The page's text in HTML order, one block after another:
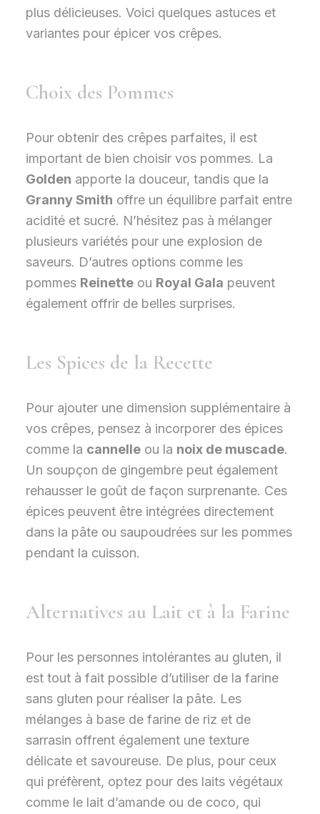
plus délicieuses. Voici quelques astuces et
variantes pour épicer vos crêpes.
Choix des Pommes
Pour obtenir des crêpes parfaites, il est
important de bien choisir vos pommes. La
Golden apporte la douceur, tandis que la
Granny Smith offre un équilibre parfait entre
acidité et sucré. N’hésitez pas à mélanger
plusieurs variétés pour une explosion de
saveurs. D’autres options comme les
pommes Reinetteou Royal Gala peuvent
également offrir de belles surprises.
Les Spices de la Recette
Pour ajouter une dimension supplémentaire à
vos crêpes, pensez à incorporer des épices
comme la cannelleou la noix de muscade.
Un soupçon de gingembre peut également
rehausser le goût de façon surprenante. Ces
épices peuvent être intégrées directement
dans la pâte ou saupoudrées sur les pommes
pendant la cuisson.
Alternatives au Lait et à la Farine
Pour les personnes intolérantes au gluten, il
est tout à fait possible d’utiliser de la farine
sans gluten pour réaliser la pâte. Les
mélanges à base de farine de riz et de
sarrasin offrent également une texture
délicate et savoureuse. De plus, pour ceux
qui préfèrent, optez pour des laits végétaux
comme le lait d’amande ou de coco, qui